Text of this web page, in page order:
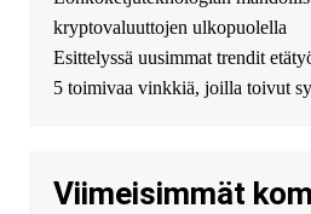
можете получить
финансирование в долг без
избыточных вопросов и
документов? Тогда обратитесь
guest_4889 :Cmon Suomi 👏
kryptovaluuttojen ulkopuolella
Esittelyssä uusimmat trendit
5 toimivaa vinkkiä, joilla toivut
Viimeisimmät